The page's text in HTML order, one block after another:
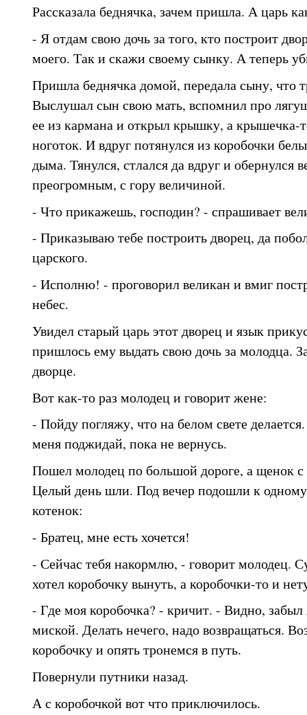
Рассказала беднячка, зачем пришла. А царь
- Я отдам свою дочь за того, кто построит
моего. Так и скажи своему сынку. А теперь
Пришла беднячка домой, передала сыну, что
Выслушал сын свою мать, вспомнил про
ее из кармана и открыл крышку, а крышечка-
ноготок. И вдруг потянулся из коробочки
дыма. Тянулся, стлался да вдруг и
преогромным, с гору величиной.
- Что прикажешь, господин? - спрашивает
- Приказываю тебе построить дворец, да
царского.
- Исполню! - проговорил великан и вмиг
небес.
Увидел старый царь этот дворец и язык
пришлось ему выдать свою дочь за молодца.
дворце.
Вот как-то раз молодец и говорит жене:
- Пойду погляжу, что на белом свете
меня поджидай, пока не вернусь.
Пошел молодец по большой дороге, а щенок с
Целый день шли. Под вечер подошли к одному
котенок:
- Братец, мне есть хочется!
- Сейчас тебя накормлю, - говорит молодец.
хотел коробочку вынуть, а коробочки-то и
- Где моя коробочка? - кричит. - Видно, забыл
миской. Делать нечего, надо возвращаться.
коробочку и опять тронемся в путь.
Повернули путники назад.
А с коробочкой вот что приключилось.